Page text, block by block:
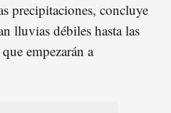
precipitaciones, concluye
lluvias débiles hasta las
empezarán a